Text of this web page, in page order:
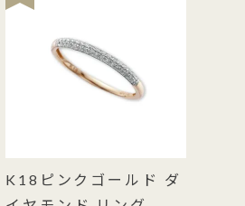
K18ピンクゴールド ダ